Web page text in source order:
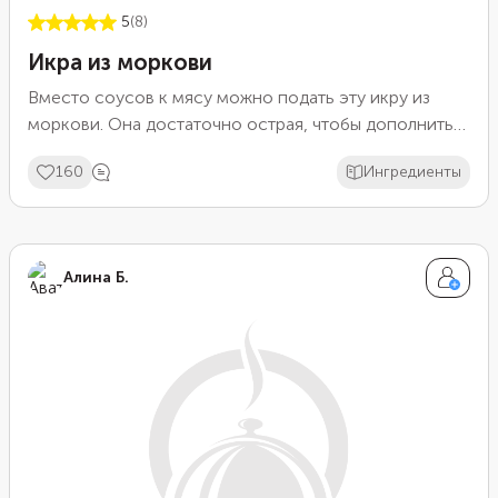
5(8)
Икра из моркови
Вместо соусов к мясу можно подать эту икру из
моркови. Она достаточно острая, чтобы дополнить
поставить ее на стол как закуску или добавить в суп
в качестве заправки. Помидоры дополнят вкус
ярким вкусом и ароматом.
160 Ингредиенты
Алина Б.